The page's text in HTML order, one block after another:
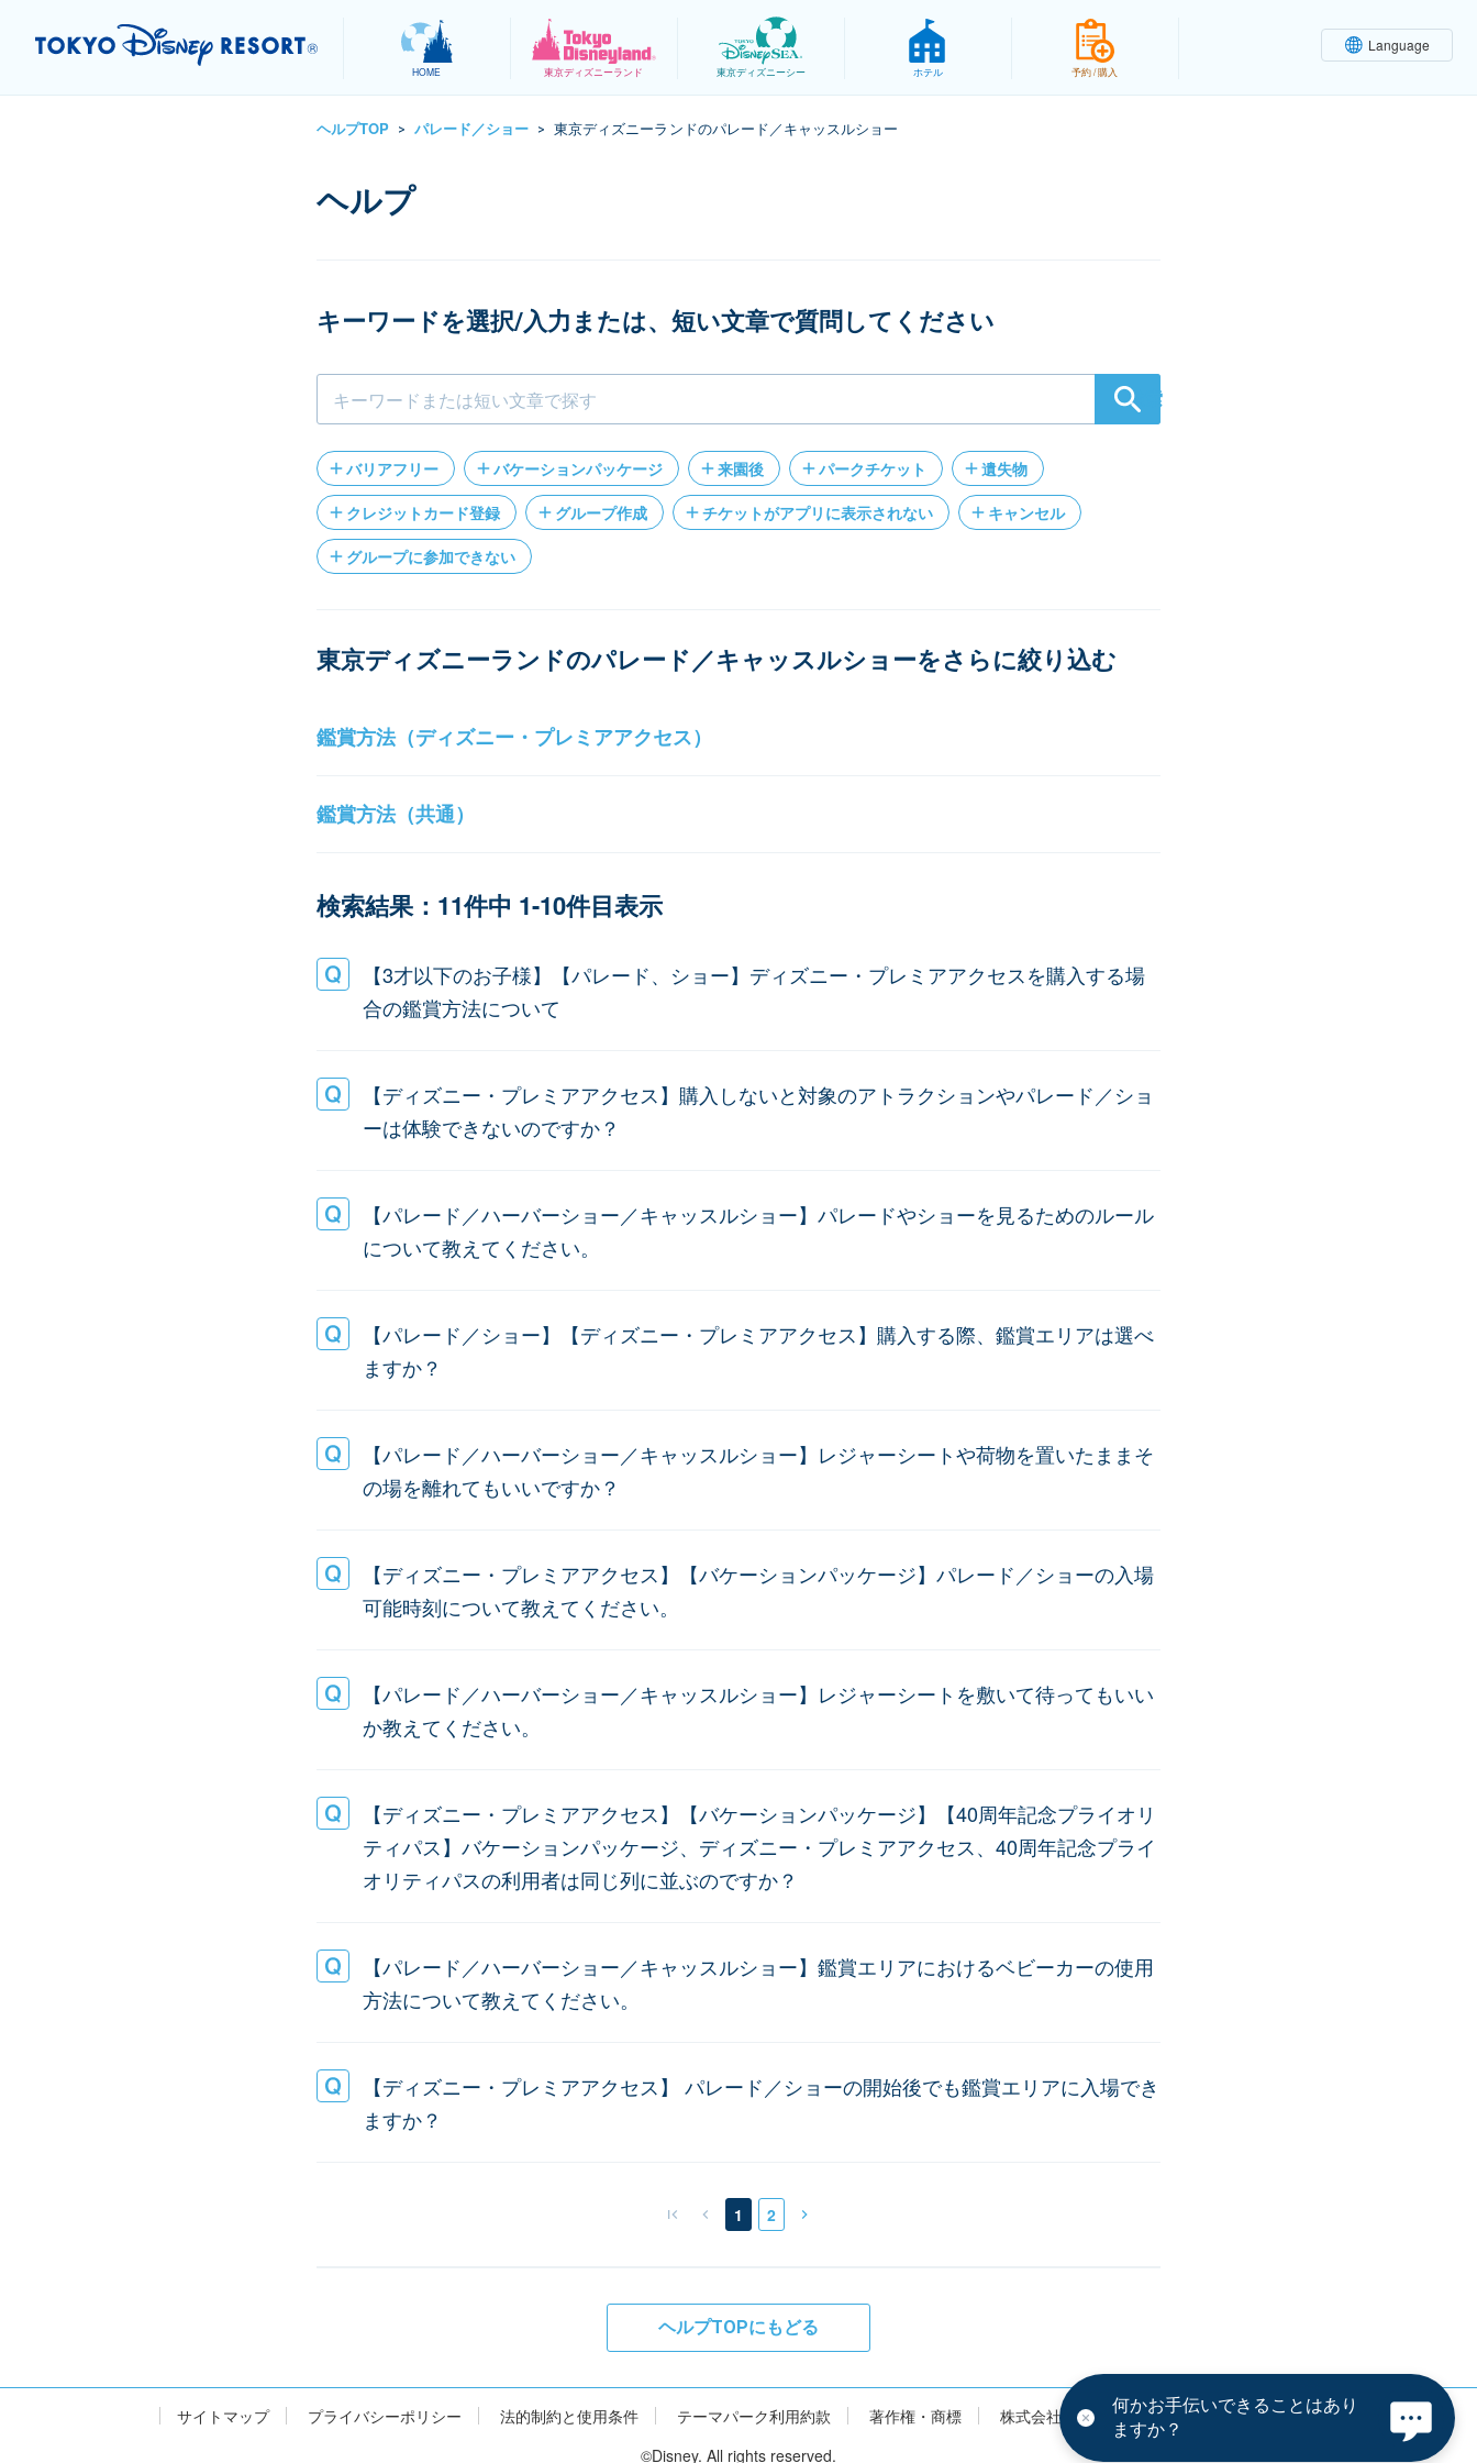
Language
HOME 東京ディズニーランド 東京ディズニーシー ホテル 予約 / 購入
ヘルプTOP > パレード／ショー > 東京ディズニーランドのパレード／キャッスルショー
キーワードを選択/入力または、短い文章で質問してください
検索
バリアフリー バケーションパッケージ 来園後 パークチケット
遺失物
クレジットカード登録
グループ作成 チケットがアプリに表示されない
キャンセル
グループに参加できない
東京ディズニーランドのパレード／キャッスルショーをさらに絞り込む
鑑賞方法（ディズニー・プレミアアクセス）
鑑賞方法（共通）
検索結果：11件中 1-10件目表示
【3才以下のお子様】【パレード、ショー】ディズニー・プレミアアクセスを購入する場
合の鑑賞方法について
【ディズニー・プレミアアクセス】購入しないと対象のアトラクションやパレード／ショ
ーは体験できないのですか？
【パレード／ハーバーショー／キャッスルショー】パレードやショーを見るためのルール
について教えてください。
【パレード／ショー】【ディズニー・プレミアアクセス】購入する際、鑑賞エリアは選べ
ますか？
【パレード／ハーバーショー／キャッスルショー】レジャーシートや荷物を置いたままそ
の場を離れてもいいですか？
【ディズニー・プレミアアクセス】【バケーションパッケージ】パレード／ショーの入場
可能時刻について教えてください。
【パレード／ハーバーショー／キャッスルショー】レジャーシートを敷いて待ってもいい
か教えてください。
【ディズニー・プレミアアクセス】【バケーションパッケージ】【40周年記念プライオリ
ティパス】バケーションパッケージ、ディズニー・プレミアアクセス、40周年記念プライ
オリティパスの利用者は同じ列に並ぶのですか？
【パレード／ハーバーショー／キャッスルショー】鑑賞エリアにおけるベビーカーの使用
方法について教えてください。
【ディズニー・プレミアアクセス】 パレード／ショーの開始後でも鑑賞エリアに入場でき
ますか？
1 2
ヘルプTOPにもどる
サイトマップ プライバシーポリシー 法的制約と使用条件 テーマパーク利用約款 著作権・商標 株式会社オリエンタルランド
Disney.jp
©Disney. All rights reserved.
何かお手伝いできることはあり
ますか？